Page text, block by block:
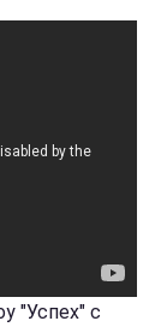
"Успех" с